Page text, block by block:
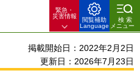
緊急・
災害情報
閲覧補助
Language
検索
メニュー
掲載開始日：2022年2月2日
更新日：2026年7月23日